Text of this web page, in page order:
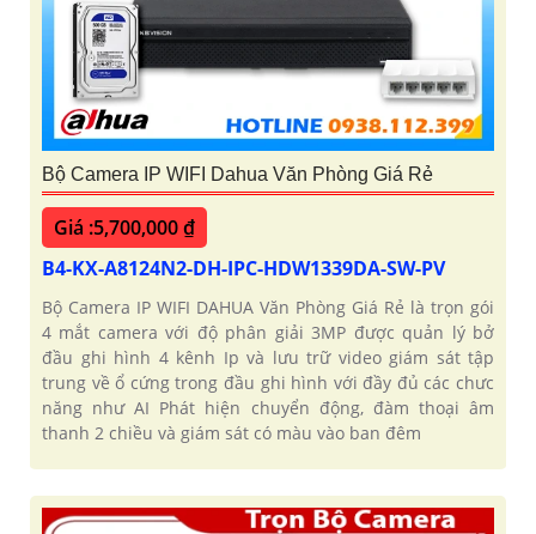
Bộ Camera IP WIFI Dahua Văn Phòng Giá Rẻ
Giá :5,700,000 ₫
B4-KX-A8124N2-DH-IPC-HDW1339DA-SW-PV
Bộ Camera IP WIFI DAHUA Văn Phòng Giá Rẻ là trọn gói
4 mắt camera với độ phân giải 3MP được quản lý bở
đầu ghi hình 4 kênh Ip và lưu trữ video giám sát tập
trung về ổ cứng trong đầu ghi hình với đầy đủ các chưc
năng như AI Phát hiện chuyển động, đàm thoại âm
thanh 2 chiều và giám sát có màu vào ban đêm